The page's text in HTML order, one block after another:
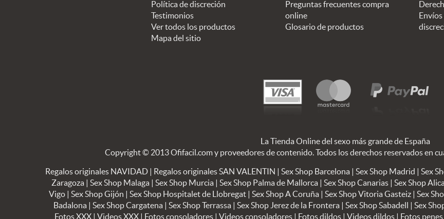
Política de discreción
Testimonios
Ver todos los productos
Mapa del sitio
Preguntas frecuentes compra
online
Glosario de productos
La Tienda Online del sexo más grande de España
Copyright © 2013 Ofifacil.com y proveedores de contenido. Todos los derechos reservados en
Regalos originales NAVIDAD | Regalos originales SAN VALENTIN | Sex Shop Barcelona | Sex Shop Madrid | Sex
Zaragoza| Sex Shop Malaga| Sex Shop Murcia| Sex Shop Palma de Mallorca| Sex Shop Canarias| Sex Shop
Vigo| Sex Shop Gijón | Sex Shop Hospitalet de Llobregat| Sex Shop A Coruña| Sex Shop Vitoria Gasteiz| Sex
Badalona| Sex Shop Cargatena| Sex Shop Terrassa| Sex Shop Jerez de la Frontera| Sex Shop Sabadell | Sex
Fotos XXX |Videos XXX | Fotos consoladores |Videos consoladores | Fotos dildos |Videos dildos | Fotos